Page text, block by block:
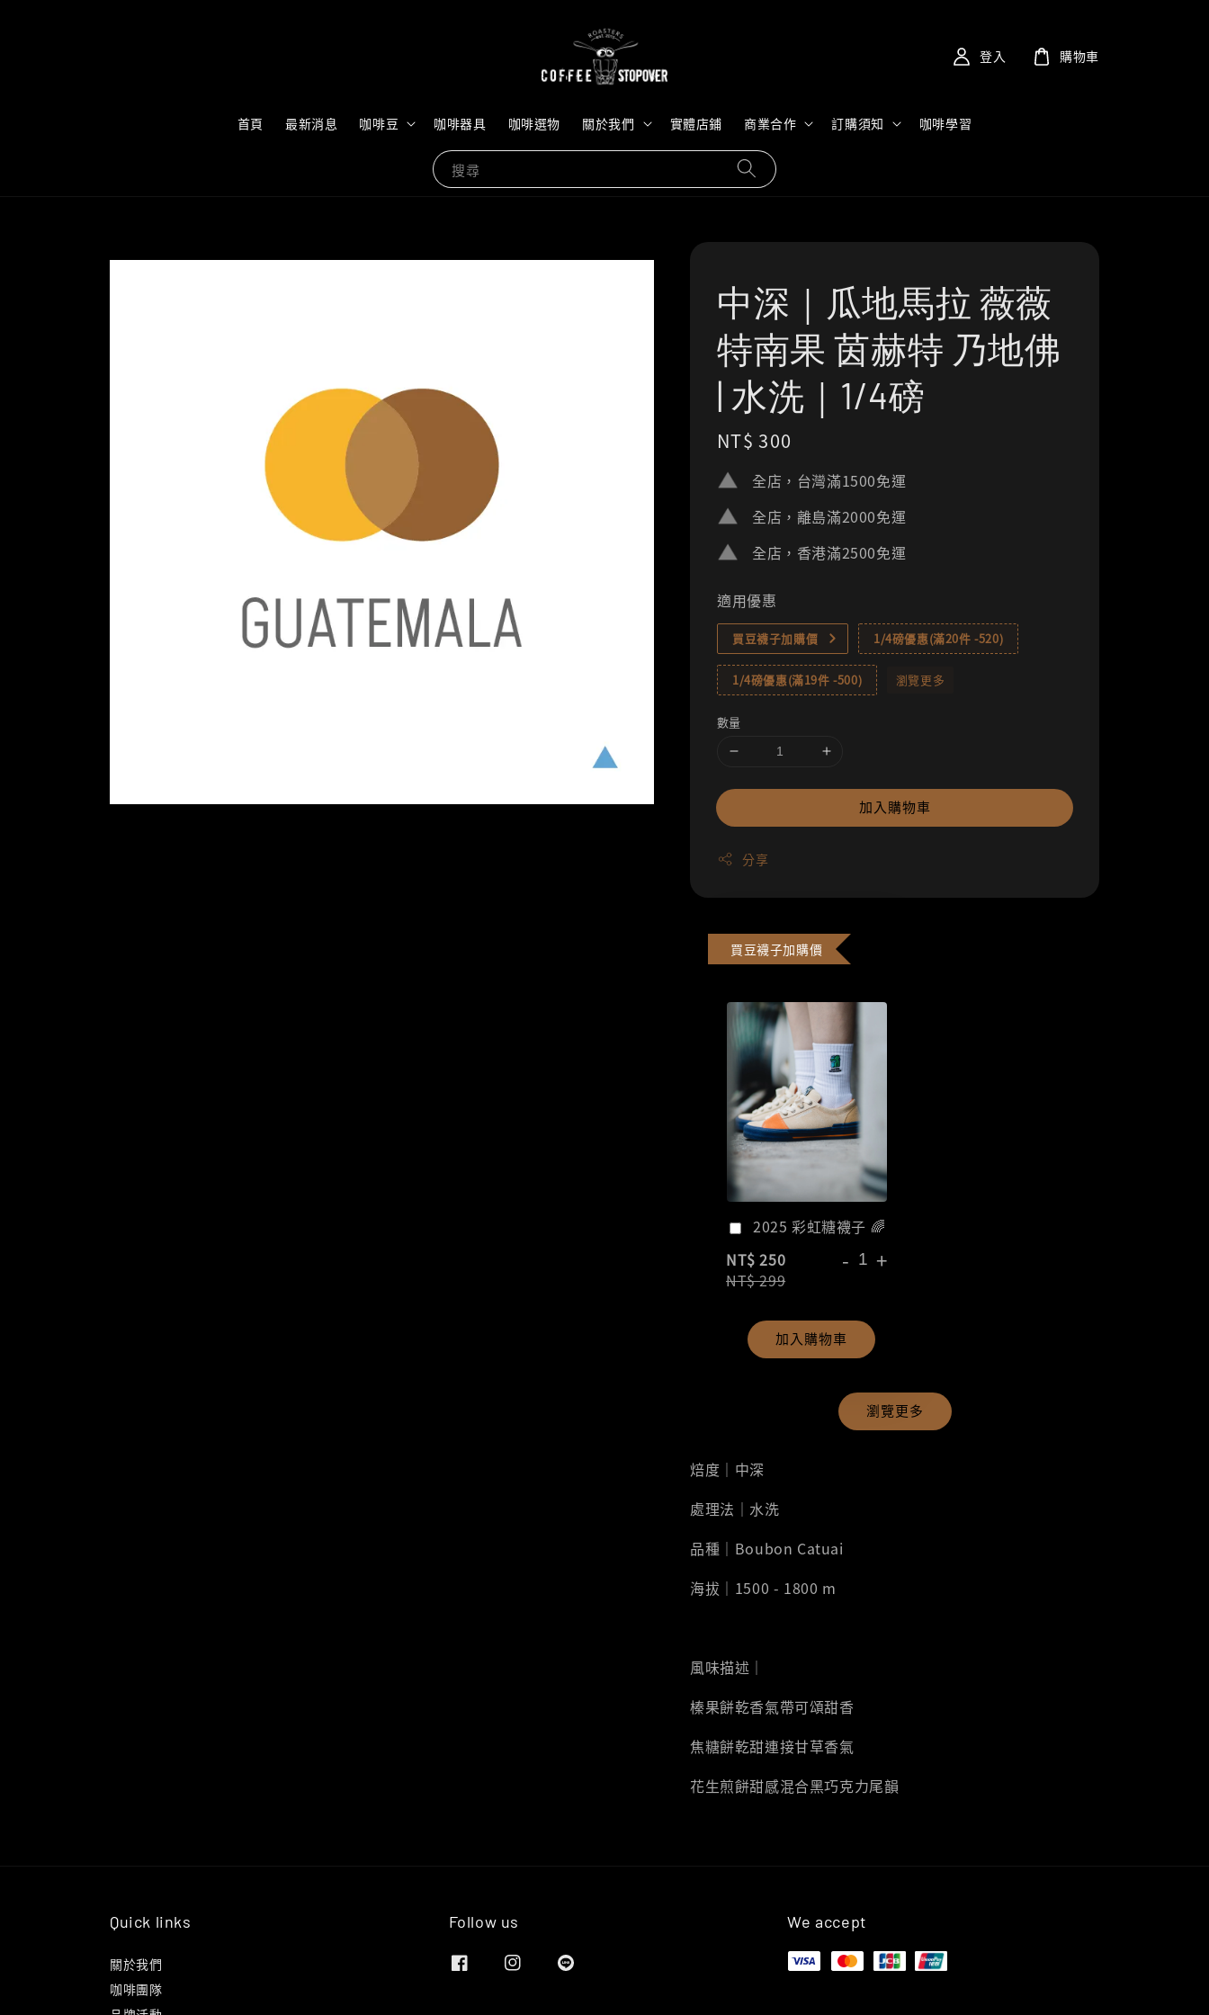
搜尋
首頁 最新消息 咖啡豆 咖啡器具 咖啡選物 關於我們 實體店鋪 商業合作 訂購須知 咖啡學習
登入 購物車
中深｜瓜地馬拉 薇薇
特南果 茵赫特 乃地佛
| 水洗｜1/4磅
Regular
price
NT$ 300
全店，台灣滿1500免運
全店，離島滿2000免運
全店，香港滿2500免運
適用優惠
買豆襪子加購價 1/4磅優惠(滿20件 -520)
1/4磅優惠(滿19件 -500) 瀏覽更多
數量
加入購物車
分享
買豆襪子加購價
2025 彩虹糖襪子 🌈
NT$ 250
NT$ 299
- +
加入購物車
瀏覽更多
焙度｜中深
處理法｜水洗
品種｜Boubon Catuai
海拔｜1500 - 1800 m
風味描述｜
榛果餅乾香氣帶可頌甜香
焦糖餅乾甜連接甘草香氣
花生煎餅甜感混合黑巧克力尾韻
Quick links
關於我們
咖啡團隊
Follow us We accept